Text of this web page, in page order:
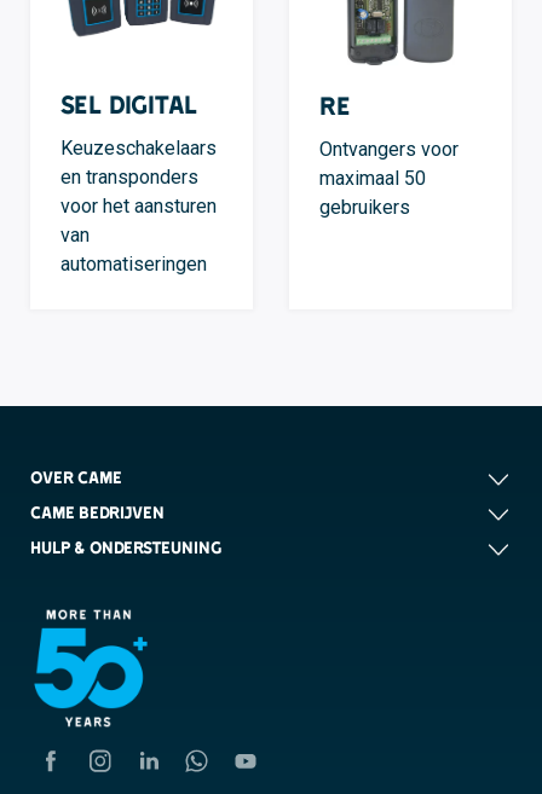
SEL Digital
Keuzeschakelaars
en transponders
voor het aansturen
van
automatiseringen
RE
Ontvangers voor
maximaal 50
gebruikers
OVER CAME
CAME BEDRIJVEN
HULP & ONDERSTEUNING